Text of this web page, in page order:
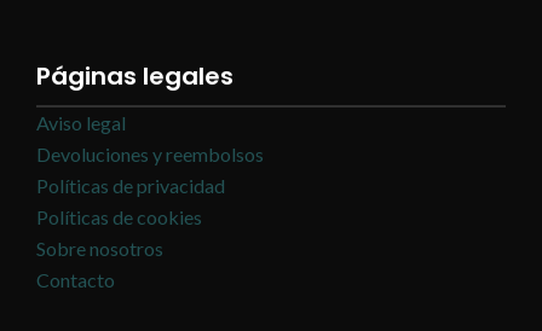
Páginas legales
Aviso legal
Devoluciones y reembolsos
Políticas de privacidad
Políticas de cookies
Sobre nosotros
Contacto